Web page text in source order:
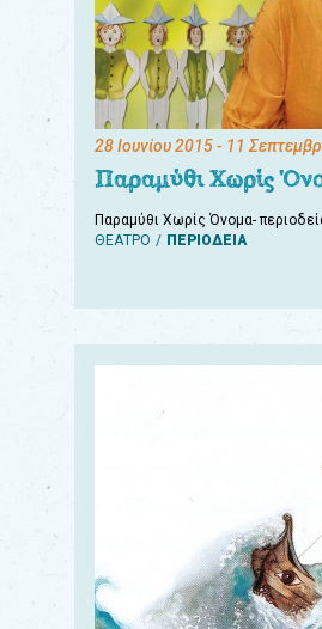
28 Ιουνίου 2015- 11
Παραμύθι Χωρίς
Παραμύθι Χωρίς Όνομα-
ΘΕΑΤΡΟ
ΠΕΡΙΟΔΕΙΑ